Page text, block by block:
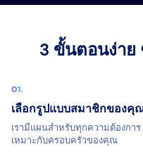
3 ขั้นตอนง่าย
เลือกรูปแบบสมาชิกของคุ
เรามีแผนสำหรับทุกความต้องกา
เหมาะกับครอบครัวของคุณ